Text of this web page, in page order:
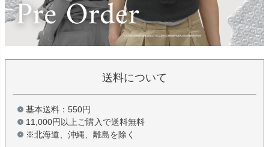
送料について
基本送料：550円
11,000円以上ご購入で送料無料
※北海道、沖縄、離島を除く